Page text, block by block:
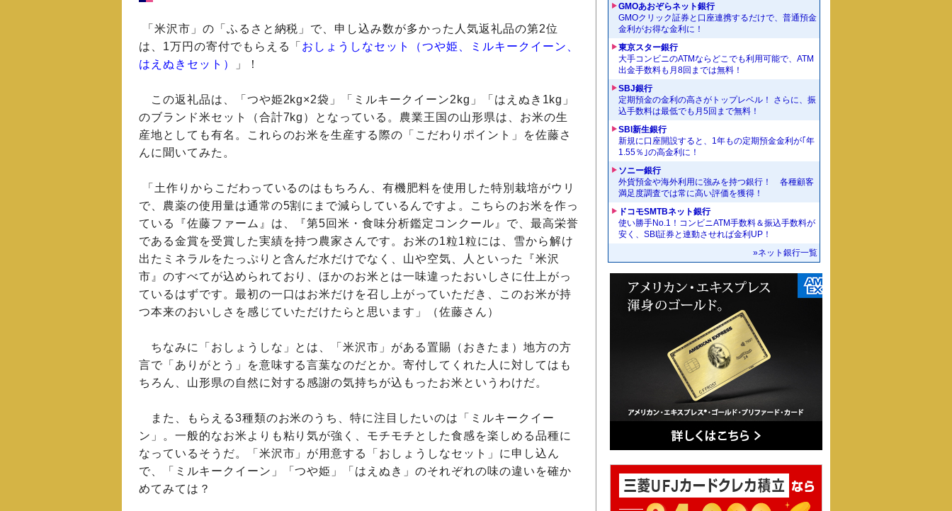
「米沢市」の「ふるさと納税」で、申し込み数が多かった人気返礼品の第2位
は、1万円の寄付でもらえる「 おしょうしなセット（つや姫、ミルキークイーン、
はえぬきセット）
」！
この返礼品は、「つや姫2kg×2袋」「ミルキークイーン2kg」「はえぬき1kg」
のブランド米セット（合計7kg）となっている。農業王国の山形県は、お米の生
産地としても有名。これらのお米を生産する際の「こだわりポイント」を佐藤さ
んに聞いてみた。
「土作りからこだわっているのはもちろん、有機肥料を使用した特別栽培がウリ
で、農薬の使用量は通常の5割にまで減らしているんですよ。こちらのお米を作っ
ている『佐藤ファーム』は、『第5回米・食味分析鑑定コンクール』で、最高栄誉
である金賞を受賞した実績を持つ農家さんです。お米の1粒1粒には、雪から解け
出たミネラルをたっぷりと含んだ水だけでなく、山や空気、人といった『米沢
市』のすべてが込められており、ほかのお米とは一味違ったおいしさに仕上がっ
ているはずです。最初の一口はお米だけを召し上がっていただき、このお米が持
つ本来のおいしさを感じていただけたらと思います」（佐藤さん）
ちなみに「おしょうしな」とは、「米沢市」がある置賜（おきたま）地方の方
言で「ありがとう」を意味する言葉なのだとか。寄付してくれた人に対してはも
ちろん、山形県の自然に対する感謝の気持ちが込もったお米というわけだ。
また、もらえる3種類のお米のうち、特に注目したいのは「ミルキークイー
ン」。一般的なお米よりも粘り気が強く、モチモチとした食感を楽しめる品種に
なっているそうだ。「米沢市」が用意する「おしょうしなセット」に申し込ん
で、「ミルキークイーン」「つや姫」「はえぬき」のそれぞれの味の違いを確か
めてみては？
GMOあおぞらネット銀行
GMOクリック証券と口座連携するだけで、普通預金
金利がお得な金利に！
東京スター銀行
大手コンビニのATMならどこでも利用可能で、ATM
出金手数料も月8回までは無料！
SBJ銀行
定期預金の金利の高さがトップレベル！ さらに、振
込手数料は最低でも月5回まで無料！
SBI新生銀行
新規に口座開設すると、1年もの定期預金金利が｢年
1.55％｣の高金利に！
ソニー銀行
外貨預金や海外利用に強みを持つ銀行！ 各種顧客
満足度調査では常に高い評価を獲得！
ドコモSMTBネット銀行
使い勝手No.1！コンビニATM手数料＆振込手数料が
安く、SBI証券と連動させれば金利UP！
»ネット銀行一覧